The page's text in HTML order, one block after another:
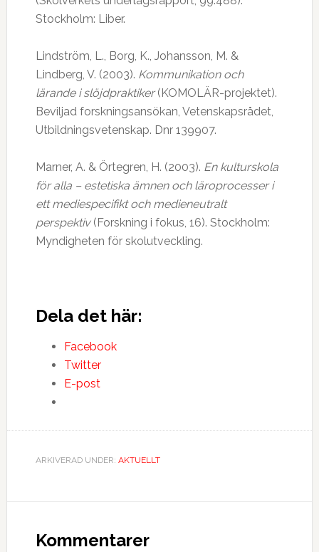
Stockholm: Liber.
Lindström, L., Borg, K., Johansson, M. &
Lindberg, V. (2003). Kommunikation och
lärande i slöjdpraktiker(KOMOLÄR-projektet).
Beviljad forskningsansökan, Vetenskapsrådet,
Utbildningsvetenskap. Dnr 139907.
Marner, A. & Örtegren, H. (2003). En kulturskola
för alla – estetiska ämnen och läroprocesser i
ett mediespecifikt och medieneutralt
perspektiv(Forskning i fokus, 16). Stockholm:
Myndigheten för skolutveckling.
Dela det här:
Facebook
Twitter
E-post
ARKIVERAD UNDER: AKTUELLT
Kommentarer